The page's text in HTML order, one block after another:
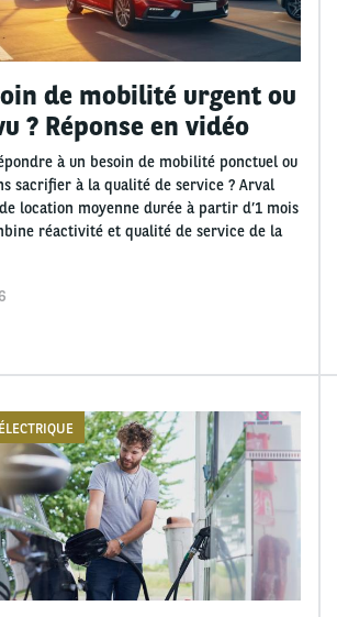
de mobilité urgent ou
? Réponse en vidéo
à un besoin de mobilité ponctuel ou
sacrifier à la qualité de service ? Arval
location moyenne durée à partir d’1 mois
réactivité et qualité de service de la